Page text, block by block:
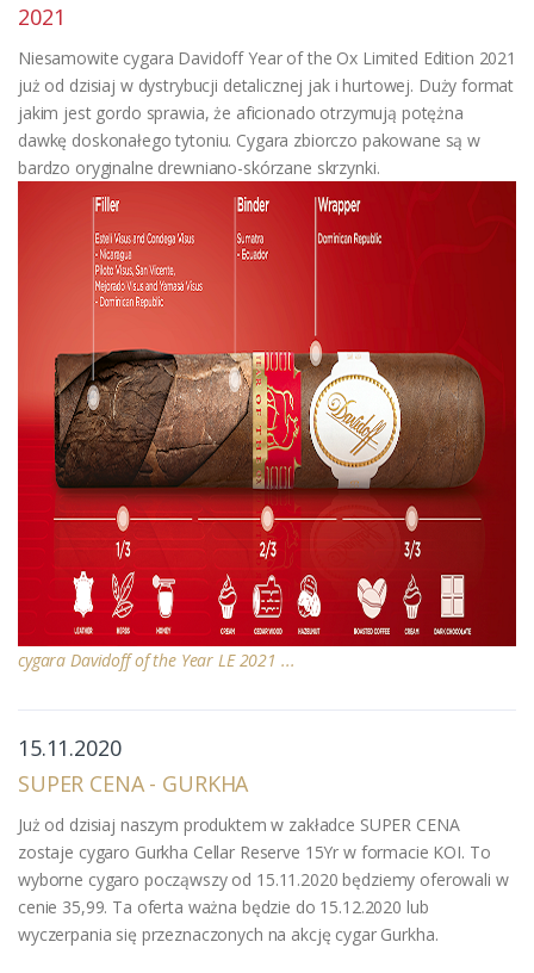
2021
Niesamowite cygara Davidoff Year of the Ox Limited Edition 2021
już od dzisiaj w dystrybucji detalicznej jak i hurtowej. Duży format
jakim jest gordo sprawia, że aficionado otrzymują potężna
dawkę doskonałego tytoniu. Cygara zbiorczo pakowane są w
bardzo oryginalne drewniano-skórzane skrzynki.
cygara Davidoff of the Year LE 2021 ...
15.11.2020
SUPER CENA - GURKHA
Już od dzisiaj naszym produktem w zakładce SUPER CENA
zostaje cygaro Gurkha Cellar Reserve 15Yr w formacie KOI. To
wyborne cygaro począwszy od 15.11.2020 będziemy oferowali w
cenie 35,99. Ta oferta ważna będzie do 15.12.2020 lub
wyczerpania się przeznaczonych na akcję cygar Gurkha.